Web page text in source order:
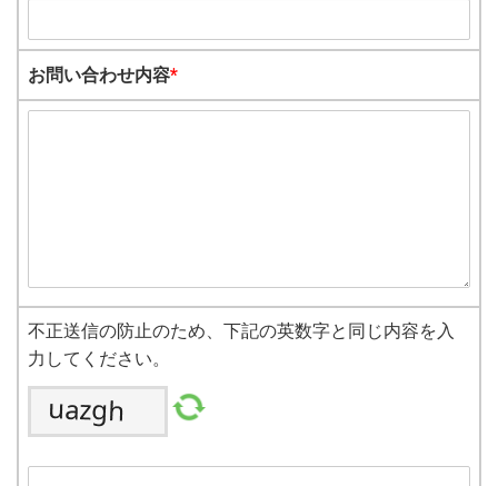
お問い合わせ内容*
不正送信の防止のため、下記の英数字と同じ内容を入
力してください。